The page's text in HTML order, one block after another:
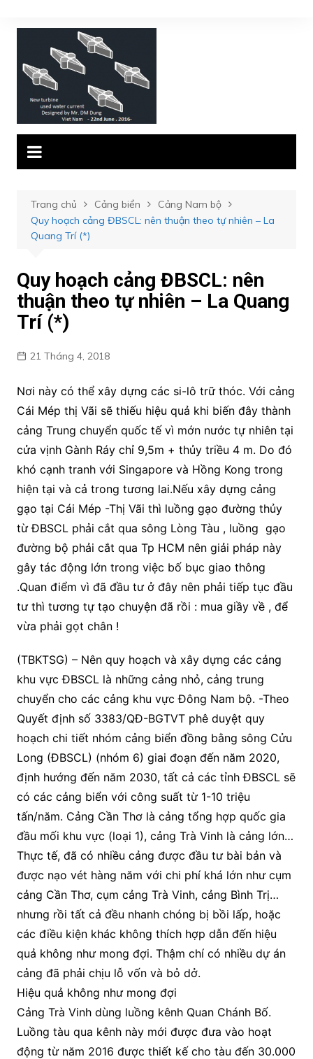
đến
Trang chủ Cảng biển
Cảng Nam bộ
Quy hoạch cảng ĐBSCL: nên thuận theo tự nhiên – La
Quang Trí (*)
Quy hoạch cảng ĐBSCL: nên
thuận theo tự nhiên – La Quang
Trí (*)
21 Tháng 4, 2018
Nơi này có thể xây dựng các si-lô trữ thóc. Với cảng
Cái Mép thị Vãi sẽ thiếu hiệu quả khi biến đây thành
cảng Trung chuyển quốc tế vì mớn nước tự nhiên tại
cửa vịnh Gành Ráy chỉ 9,5m + thủy triều 4 m. Do đó
khó cạnh tranh với Singapore và Hồng Kong trong
hiện tại và cả trong tương lai.Nếu xây dựng cảng
gạo tại Cái Mép -Thị Vãi thì luồng gạo đường thủy
từ ĐBSCL phải cắt qua sông Lòng Tàu , luồng gạo
đường bộ phải cắt qua Tp HCM nên giải pháp này
gây tác động lớn trong việc bố bục giao thông
.Quan điểm vì đã đầu tư ở đây nên phải tiếp tục đầu
tư thì tương tự tạo chuyện đã rồi : mua giầy về , để
vừa phải gọt chân !
(TBKTSG) – Nên quy hoạch và xây dựng các cảng
khu vực ĐBSCL là những cảng nhỏ, cảng trung
chuyển cho các cảng khu vực Đông Nam bộ. -Theo
Quyết định số 3383/QĐ-BGTVT phê duyệt quy
hoạch chi tiết nhóm cảng biển đồng bằng sông Cửu
Long (ĐBSCL) (nhóm 6) giai đoạn đến năm 2020,
định hướng đến năm 2030, tất cả các tỉnh ĐBSCL sẽ
có các cảng biển với công suất từ 1-10 triệu
tấn/năm. Cảng Cần Thơ là cảng tổng hợp quốc gia
đầu mối khu vực (loại 1), cảng Trà Vinh là cảng lớn…
Thực tế, đã có nhiều cảng được đầu tư bài bản và
được nạo vét hàng năm với chi phí khá lớn như cụm
cảng Cần Thơ, cụm cảng Trà Vinh, cảng Bình Trị…
nhưng rồi tất cả đều nhanh chóng bị bồi lấp, hoặc
các điều kiện khác không thích hợp dẫn đến hiệu
quả không như mong đợi. Thậm chí có nhiều dự án
cảng đã phải chịu lỗ vốn và bỏ dở.
Hiệu quả không như mong đợi
Cảng Trà Vinh dùng luồng kênh Quan Chánh Bố.
Luồng tàu qua kênh này mới được đưa vào hoạt
động từ năm 2016 được thiết kế cho tàu đến 30.000